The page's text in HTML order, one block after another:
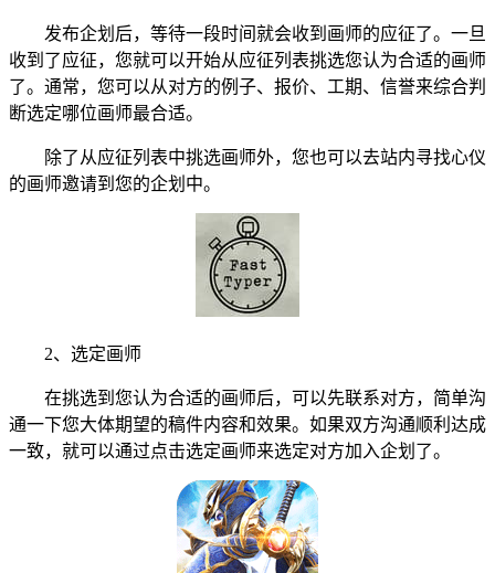
发布企划后，等待一段时间就会收到画师的应征了。一旦
收到了应征，您就可以开始从应征列表挑选您认为合适的画师
了。通常，您可以从对方的例子、报价、工期、信誉来综合判
断选定哪位画师最合适。
除了从应征列表中挑选画师外，您也可以去站内寻找心仪
的画师邀请到您的企划中。
2、选定画师
在挑选到您认为合适的画师后，可以先联系对方，简单沟
通一下您大体期望的稿件内容和效果。如果双方沟通顺利达成
一致，就可以通过点击选定画师来选定对方加入企划了。